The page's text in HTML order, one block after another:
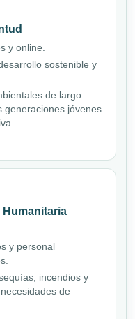
y online.
sostenible y
de largo
generaciones jóvenes
Humanitaria
y personal
incendios y
de